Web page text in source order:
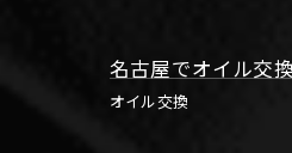
名古屋でオイル交
オイル交換